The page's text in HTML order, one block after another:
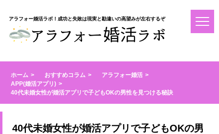
アラフォー婚活ラボ！成功と失敗は現実と勘違いの高望みが左右するぞ
ホーム おすすめコラム
アラフォー婚活
APP(婚活アプリ)
40代未婚女性が婚活アプリで子どもOKの男性を見つける秘訣
40代未婚女性が婚活アプリで子どもOKの男